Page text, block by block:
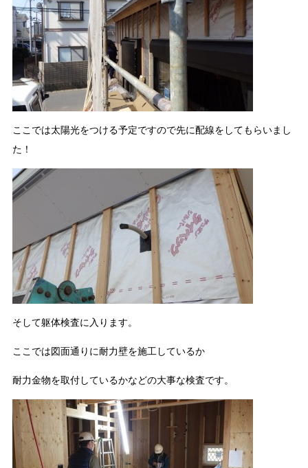
ここでは太陽光をつける予定ですので先に配線をしてもらいまし
た！
そして躯体検査に入ります。
ここでは図面通りに耐力壁を施工しているか
耐力金物を取付しているかなどの大事な検査です。